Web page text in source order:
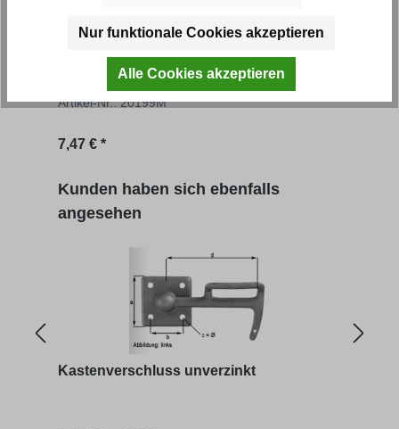
Kastenverschluss unverzinkt
Artikel-Nr.: 20199M
7,47 € *
Produktgalerie überspringen
Kunden haben sich ebenfalls
angesehen
Kastenverschluss unverzinkt
Nur funktionale Cookies akzeptieren
Alle Cookies akzeptieren